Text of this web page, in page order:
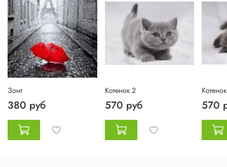
Зонт
380 руб
Котенок 2
570 руб 570